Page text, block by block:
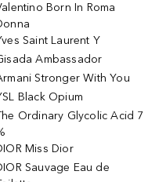
Born In Roma
Saint Laurent Y
Ambassador
Stronger With You
Black Opium
Ordinary Glycolic Acid 7
Miss Dior
Sauvage Eau de